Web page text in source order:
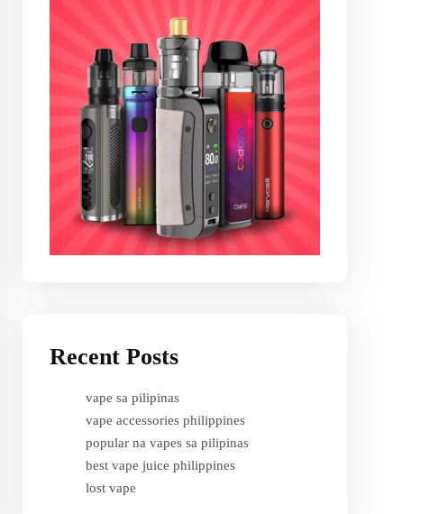
Recent Posts
vape sa pilipinas
vape accessories philippines
popular na vapes sa pilipinas
best vape juice philippines
lost vape